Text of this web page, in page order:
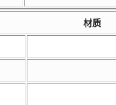
材质